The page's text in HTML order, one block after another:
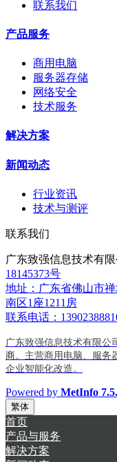
联系我们
产品服务
商用电脑
服务器存储
网络安全
技术服务
解决方案
新闻动态
行业资讯
技术与测评
联系我们
广东致强信息技术有
18145373号
地址：广东省佛山市
南区1座1211房
联系电话：
广东致强信息技术有限公
商。主营商用电脑、服务
企业智能化改造。
Powered by MetInfo
繁体
首页
产品与服务
解决方案